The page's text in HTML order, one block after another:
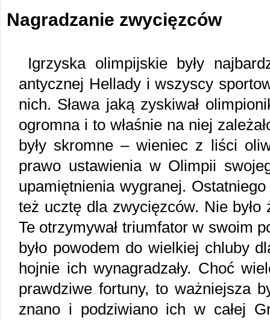
Nagradzanie zwycięzców
Igrzyska olimpijskie były
antycznej Hellady i wszyscy
nich. Sława jaką zyskiwał
ogromna i to właśnie na niej
były skromne – wieniec z liści
prawo ustawienia w Olimpii
upamiętnienia wygranej.
też ucztę dla zwycięzców. Nie
Te otrzymywał triumfator w swoim
było powodem do wielkiej chluby
hojnie ich wynagradzały. Choć
prawdziwe fortuny, to ważniejsza
znano i podziwiano ich w całej